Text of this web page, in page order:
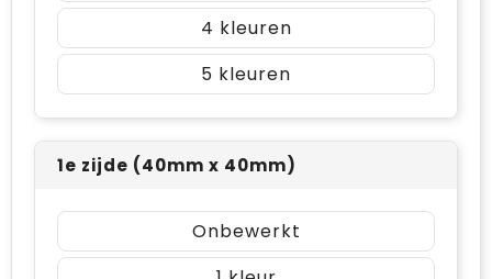
4
5
1e zijde (40mm x 40mm)
Onbewerkt